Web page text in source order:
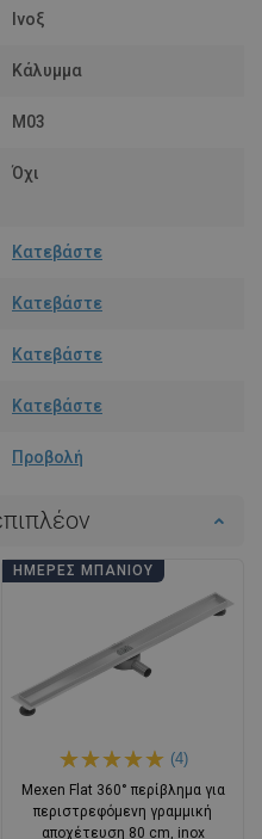
Ινοξ
Κάλυμμα
M03
Όχι
Κατεβάστε
Κατεβάστε
Κατεβάστε
Κατεβάστε
Προβολή
ΗΜΈΡΕΣ ΜΠΆΝΙΟΥ
(4)
Mexen Flat 360° περίβλημα για
περιστρεφόμενη γραμμική
αποχέτευση 80 cm, inox